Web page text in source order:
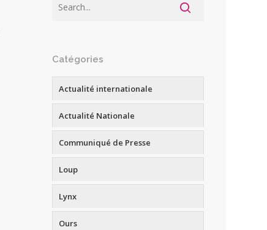
Catégories
Actualité internationale
Actualité Nationale
Communiqué de Presse
Loup
Lynx
Ours